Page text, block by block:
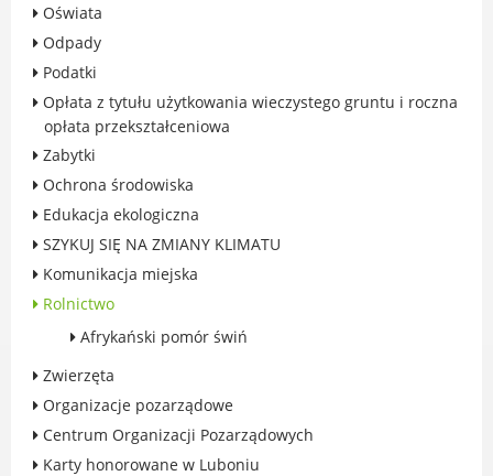
Konsultacje społeczne i ewaluacje
Luboński Budżet Obywatelski
GKRPA/Centrum Wsparcia i Pomocy
Rodzinie
BEZPIECZEŃSTWO
Zdrowie
Porady prawne
Wydarzenia
WYBORY
Likwidacja barier - seniorzy i osoby z
niepełnosprawnościami
Oświata
Odpady
Podatki
Opłata z tytułu użytkowania wieczystego gruntu i roczna
opłata przekształceniowa
Zabytki
Ochrona środowiska
Edukacja ekologiczna
SZYKUJ SIĘ NA ZMIANY KLIMATU
Komunikacja miejska
Rolnictwo
Afrykański pomór świń
Zwierzęta
Organizacje pozarządowe
Centrum Organizacji Pozarządowych
Karty honorowane w Luboniu